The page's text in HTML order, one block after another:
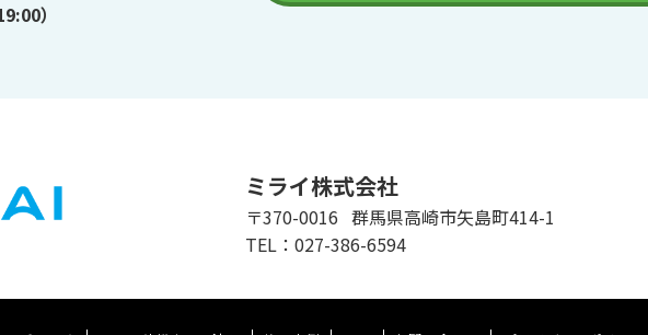
）
ミライ株式会社
〒370-0016 群馬県高崎市矢島町414-1
TEL：027-386-6594